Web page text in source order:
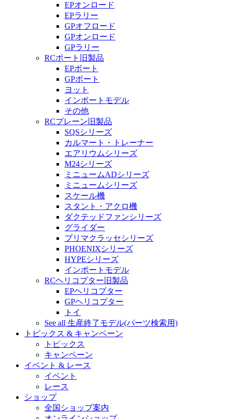
EPオンロード
EPラリー
GPオフロード
GPオンロード
GPラリー
RCボート旧製品
EPボート
GPボート
ヨット
インポートモデル
その他
RCプレーン旧製品
SQSシリーズ
カルマート・トレーナー
エアリウムシリーズ
M24シリーズ
ミニュームADシリーズ
ミニュームシリーズ
スケール機
スタント・アクロ機
ダクテッドファンシリーズ
グライダー
プリマクラッセシリーズ
PHOENIXシリーズ
HYPEシリーズ
インポートモデル
RCヘリコプター旧製品
EPヘリコプター
GPヘリコプター
トイ
See all 生産終了モデル(パーツ検索用)
トピックス & キャンペーン
トピックス
キャンペーン
イベント & レース
イベント
レース
ショップ
全国ショップ案内